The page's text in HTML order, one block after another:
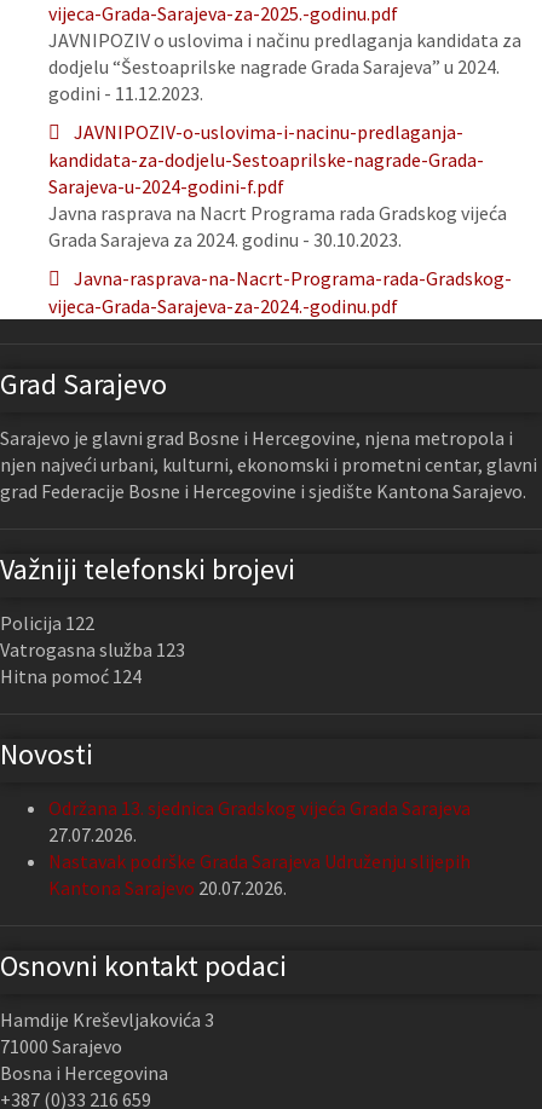
vijeca-Grada-Sarajeva-za-2025.-godinu.pdf
JAVNIPOZIV o uslovima i načinu predlaganja kandidata za
dodjelu “Šestoaprilske nagrade Grada Sarajeva” u 2024.
godini - 11.12.2023.
JAVNIPOZIV-o-uslovima-i-nacinu-predlaganja-
kandidata-za-dodjelu-Sestoaprilske-nagrade-Grada-
Sarajeva-u-2024-godini-f.pdf
Javna rasprava na Nacrt Programa rada Gradskog vijeća
Grada Sarajeva za 2024. godinu - 30.10.2023.
Javna-rasprava-na-Nacrt-Programa-rada-Gradskog-
vijeca-Grada-Sarajeva-za-2024.-godinu.pdf
Grad Sarajevo
Sarajevo je glavni grad Bosne i Hercegovine, njena metropola i
njen najveći urbani, kulturni, ekonomski i prometni centar, glavni
grad Federacije Bosne i Hercegovine i sjedište Kantona Sarajevo.
Važniji telefonski brojevi
Policija 122
Vatrogasna služba 123
Hitna pomoć 124
Novosti
Održana 13. sjednica Gradskog vijeća Grada Sarajeva
27.07.2026.
Nastavak podrške Grada Sarajeva Udruženju slijepih
Kantona Sarajevo 20.07.2026.
Osnovni kontakt podaci
Hamdije Kreševljakovića 3
71000 Sarajevo
Bosna i Hercegovina
+387 (0)33 216 659